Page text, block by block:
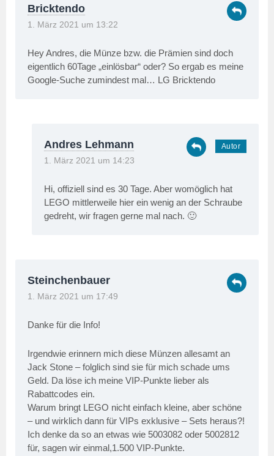
Bricktendo
1. März 2021 um 13:22
Hey Andres, die Münze bzw. die Prämien sind doch
eigentlich 60Tage „einlösbar“ oder? So ergab es meine
Google-Suche zumindest mal… LG Bricktendo
Andres Lehmann
1. März 2021 um 14:23
Hi, offiziell sind es 30 Tage. Aber womöglich hat
LEGO mittlerweile hier ein wenig an der Schraube
gedreht, wir fragen gerne mal nach. 🙂
Steinchenbauer
1. März 2021 um 17:49
Danke für die Info!
Irgendwie erinnern mich diese Münzen allesamt an
Jack Stone – folglich sind sie für mich schade ums
Geld. Da löse ich meine VIP-Punkte lieber als
Rabattcodes ein.
Warum bringt LEGO nicht einfach kleine, aber schöne
– und wirklich dann für VIPs exklusive – Sets heraus?!
Ich denke da so an etwas wie 5003082 oder 5002812
für, sagen wir einmal,1.500 VIP-Punkte.